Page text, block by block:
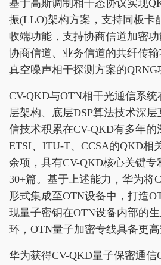
基于高斯调制相干态协议实现
振(LLO)架构方案，支持同板卡
收端功能，支持协商信道加密功
协商信道、业务信道的共纤传
真空噪声相干探测方案的QRNG
CV-QKD与OTN相干光通信系
层架构、底层DSP算法技术深
信技术积累在CV-QKD有多年的
ETSI、ITU-T、CCSA的QKD相
余项，具有CV-QKD核心关键专
30+篇。基于上述能力，华为将
形式集成至OTN设备中，打造
现量子密钥在OTN设备内部的
环，OTN量子加密专线具备更高
华为获得CV-QKD量子保密通信